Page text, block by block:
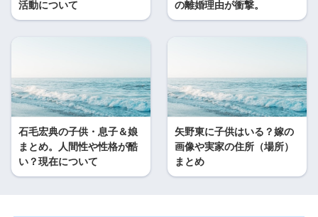
活動について の離婚理由が衝撃。
石毛宏典の子供・息子＆娘
まとめ。人間性や性格が酷
い？現在について
矢野東に子供はいる？嫁の
画像や実家の住所（場所）
まとめ